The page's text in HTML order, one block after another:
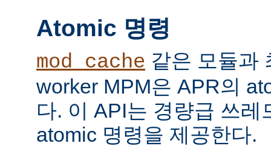
Atomic 명령
mod_cache 같은 모듈과
worker MPM은 APR의
다. 이 API는 경량급 쓰레
atomic 명령을 제공한다.